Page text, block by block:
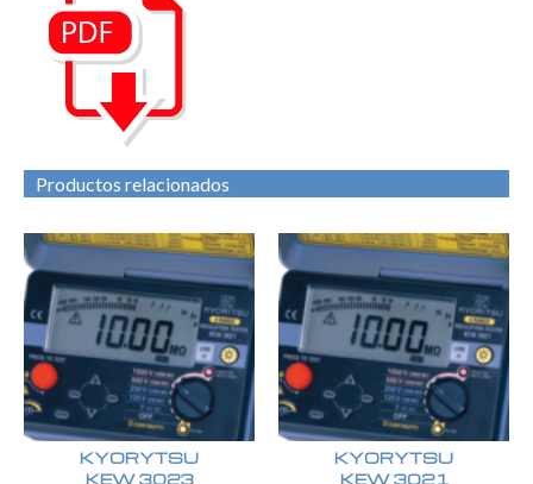
Productos relacionados
KYORYTSU
KEW 3023
KYORYTSU
KEW 3021